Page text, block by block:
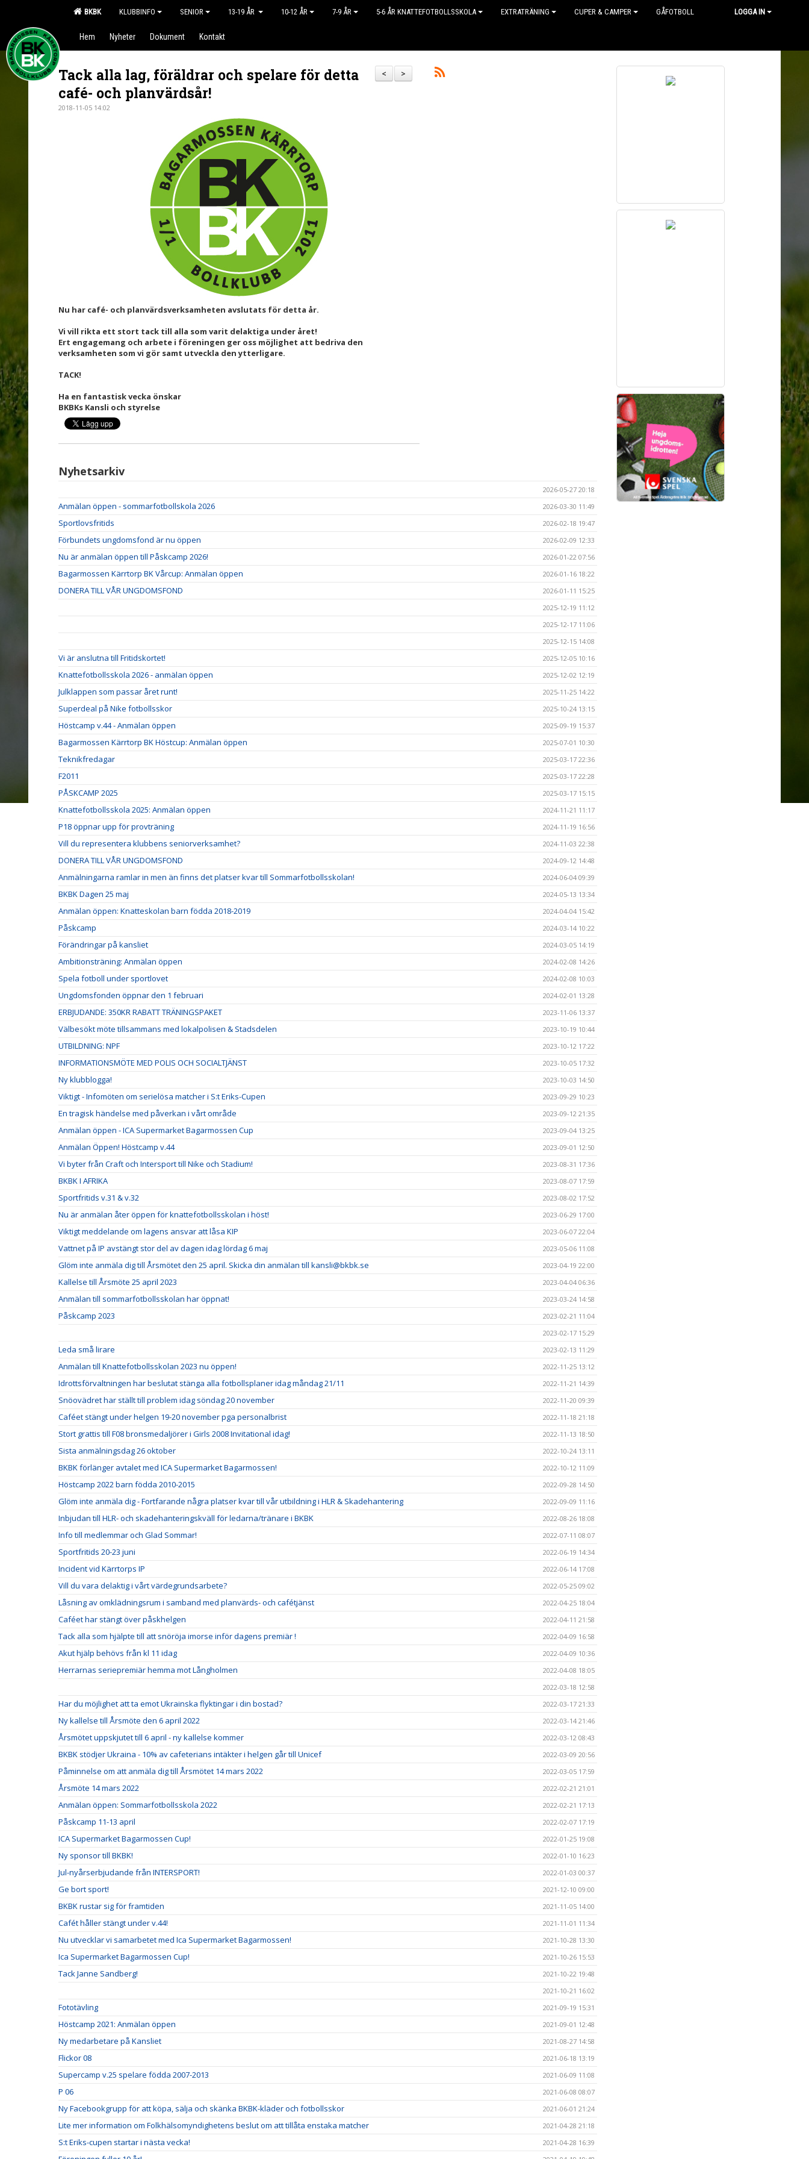
BKBK KLUBBINFO SENIOR 13-19 ÅR 10-12 ÅR 7-9 ÅR 5-6 ÅR KNATTEFOTBOLLSSKOLA EXTRATRÄNING CUPER & CAMPER GÅFOTBOLL LOGGA IN
Hem Nyheter Dokument Kontakt
>
<
Tack alla lag, föräldrar och spelare för detta
café- och planvärdsår!
2018-11-05 14:02
Nu har café- och planvärdsverksamheten avslutats för detta år.
Vi vill rikta ett stort tack till alla som varit delaktiga under året!
Ert engagemang och arbete i föreningen ger oss möjlighet att bedriva den
verksamheten som vi gör samt utveckla den ytterligare.
TACK!
Ha en fantastisk vecka önskar
BKBKs Kansli och styrelse
Nyhetsarkiv
2026-05-27 20:18
Anmälan öppen - sommarfotbollskola 2026 2026-03-30 11:49
Sportlovsfritids 2026-02-18 19:47
Förbundets ungdomsfond är nu öppen 2026-02-09 12:33
Nu är anmälan öppen till Påskcamp 2026! 2026-01-22 07:56
Bagarmossen Kärrtorp BK Vårcup: Anmälan öppen 2026-01-16 18:22
DONERA TILL VÅR UNGDOMSFOND
2026-01-11 15:25
2025-12-19 11:12
2025-12-17 11:06
2025-12-15 14:08
Vi är anslutna till Fritidskortet! 2025-12-05 10:16
Knattefotbollsskola 2026 - anmälan öppen 2025-12-02 12:19
Julklappen som passar året runt! 2025-11-25 14:22
Superdeal på Nike fotbollsskor 2025-10-24 13:15
Höstcamp v.44 - Anmälan öppen 2025-09-19 15:37
Bagarmossen Kärrtorp BK Höstcup: Anmälan öppen 2025-07-01 10:30
Teknikfredagar 2025-03-17 22:36
F2011 2025-03-17 22:28
PÅSKCAMP 2025 2025-03-17 15:15
Knattefotbollsskola 2025: Anmälan öppen 2024-11-21 11:17
P18 öppnar upp för provträning 2024-11-19 16:56
Vill du representera klubbens seniorverksamhet? 2024-11-03 22:38
DONERA TILL VÅR UNGDOMSFOND 2024-09-12 14:48
Anmälningarna ramlar in men än finns det platser kvar till Sommarfotbollsskolan! 2024-06-04 09:39
BKBK Dagen 25 maj 2024-05-13 13:34
Anmälan öppen: Knatteskolan barn födda 2018-2019 2024-04-04 15:42
Påskcamp 2024-03-14 10:22
Förändringar på kansliet 2024-03-05 14:19
Ambitionsträning: Anmälan öppen 2024-02-08 14:26
Spela fotboll under sportlovet 2024-02-08 10:03
Ungdomsfonden öppnar den 1 februari 2024-02-01 13:28
ERBJUDANDE: 350KR RABATT TRÄNINGSPAKET 2023-11-06 13:37
Välbesökt möte tillsammans med lokalpolisen & Stadsdelen 2023-10-19 10:44
UTBILDNING: NPF 2023-10-12 17:22
INFORMATIONSMÖTE MED POLIS OCH SOCIALTJÄNST 2023-10-05 17:32
Ny klubblogga! 2023-10-03 14:50
Viktigt - Infomöten om serielösa matcher i S:t Eriks-Cupen 2023-09-29 10:23
En tragisk händelse med påverkan i vårt område 2023-09-12 21:35
Anmälan öppen - ICA Supermarket Bagarmossen Cup 2023-09-04 13:25
Anmälan Öppen! Höstcamp v.44 2023-09-01 12:50
Vi byter från Craft och Intersport till Nike och Stadium! 2023-08-31 17:36
BKBK I AFRIKA 2023-08-07 17:59
Sportfritids v.31 & v.32 2023-08-02 17:52
Nu är anmälan åter öppen för knattefotbollsskolan i höst! 2023-06-29 17:00
Viktigt meddelande om lagens ansvar att låsa KIP 2023-06-07 22:04
Vattnet på IP avstängt stor del av dagen idag lördag 6 maj 2023-05-06 11:08
Glöm inte anmäla dig till Årsmötet den 25 april. Skicka din anmälan till kansli@bkbk.se 2023-04-19 22:00
Kallelse till Årsmöte 25 april 2023 2023-04-04 06:36
Anmälan till sommarfotbollsskolan har öppnat! 2023-03-24 14:58
Påskcamp 2023
2023-02-21 11:04
2023-02-17 15:29
Leda små lirare 2023-02-13 11:29
Anmälan till Knattefotbollsskolan 2023 nu öppen! 2022-11-25 13:12
Idrottsförvaltningen har beslutat stänga alla fotbollsplaner idag måndag 21/11 2022-11-21 14:39
Snöovädret har ställt till problem idag söndag 20 november 2022-11-20 09:39
Caféet stängt under helgen 19-20 november pga personalbrist 2022-11-18 21:18
Stort grattis till F08 bronsmedaljörer i Girls 2008 Invitational idag! 2022-11-13 18:50
Sista anmälningsdag 26 oktober 2022-10-24 13:11
BKBK förlänger avtalet med ICA Supermarket Bagarmossen! 2022-10-12 11:09
Höstcamp 2022 barn födda 2010-2015 2022-09-28 14:50
Glöm inte anmäla dig - Fortfarande några platser kvar till vår utbildning i HLR & Skadehantering 2022-09-09 11:16
Inbjudan till HLR- och skadehanteringskväll för ledarna/tränare i BKBK 2022-08-26 18:08
Info till medlemmar och Glad Sommar! 2022-07-11 08:07
Sportfritids 20-23 juni 2022-06-19 14:34
Incident vid Kärrtorps IP 2022-06-14 17:08
Vill du vara delaktig i vårt värdegrundsarbete? 2022-05-25 09:02
Låsning av omklädningsrum i samband med planvärds- och cafétjänst 2022-04-25 18:04
Caféet har stängt över påskhelgen 2022-04-11 21:58
Tack alla som hjälpte till att snöröja imorse inför dagens premiär ! 2022-04-09 16:58
Akut hjälp behövs från kl 11 idag 2022-04-09 10:36
Herrarnas seriepremiär hemma mot Långholmen
2022-04-08 18:05
2022-03-18 12:58
Har du möjlighet att ta emot Ukrainska flyktingar i din bostad? 2022-03-17 21:33
Ny kallelse till Årsmöte den 6 april 2022 2022-03-14 21:46
Årsmötet uppskjutet till 6 april - ny kallelse kommer 2022-03-12 08:43
BKBK stödjer Ukraina - 10% av cafeterians intäkter i helgen går till Unicef 2022-03-09 20:56
Påminnelse om att anmäla dig till Årsmötet 14 mars 2022 2022-03-05 17:59
Årsmöte 14 mars 2022 2022-02-21 21:01
Anmälan öppen: Sommarfotbollsskola 2022 2022-02-21 17:13
Påskcamp 11-13 april 2022-02-07 17:19
ICA Supermarket Bagarmossen Cup! 2022-01-25 19:08
Ny sponsor till BKBK! 2022-01-10 16:23
Jul-nyårserbjudande från INTERSPORT! 2022-01-03 00:37
Ge bort sport! 2021-12-10 09:00
BKBK rustar sig för framtiden 2021-11-05 14:00
Cafét håller stängt under v.44! 2021-11-01 11:34
Nu utvecklar vi samarbetet med Ica Supermarket Bagarmossen! 2021-10-28 13:30
Ica Supermarket Bagarmossen Cup! 2021-10-26 15:53
Tack Janne Sandberg!
2021-10-22 19:48
2021-10-21 16:02
Fototävling 2021-09-19 15:31
Höstcamp 2021: Anmälan öppen 2021-09-01 12:48
Ny medarbetare på Kansliet 2021-08-27 14:58
Flickor 08 2021-06-18 13:19
Supercamp v.25 spelare födda 2007-2013 2021-06-09 11:08
P 06 2021-06-08 08:07
Ny Facebookgrupp för att köpa, sälja och skänka BKBK-kläder och fotbollsskor 2021-06-01 21:24
Lite mer information om Folkhälsomyndighetens beslut om att tillåta enstaka matcher 2021-04-28 21:18
S:t Eriks-cupen startar i nästa vecka! 2021-04-28 16:39